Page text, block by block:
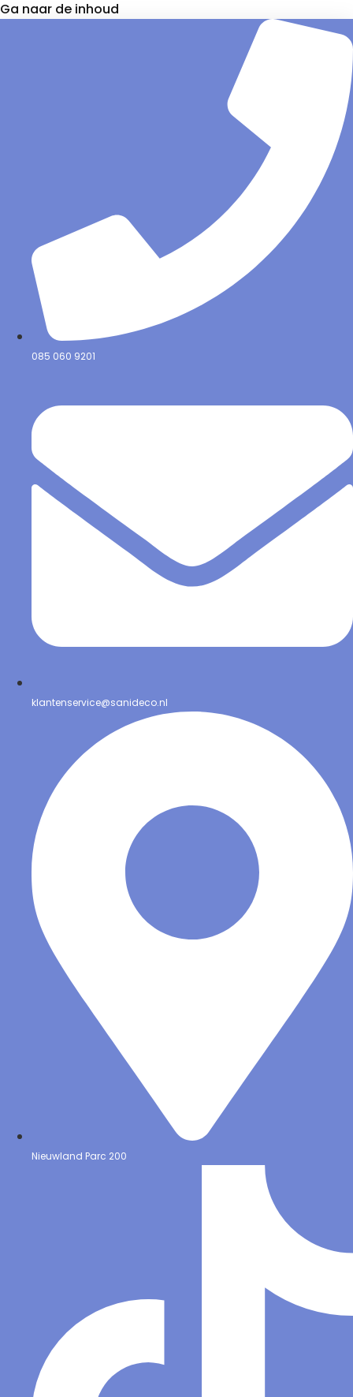
Ga naar de inhoud
085 060 9201
klantenservice@sanideco.nl
Nieuwland Parc 200